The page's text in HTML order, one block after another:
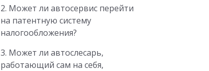
2. Может ли автосервис перейти
на патентную систему
налогообложения?
3. Может ли автослесарь,
работающий сам на себя,